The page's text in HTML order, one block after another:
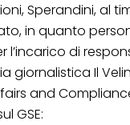
Sperandini, al
in quanto
l’incarico di
giornalistica Il
and
GSE: